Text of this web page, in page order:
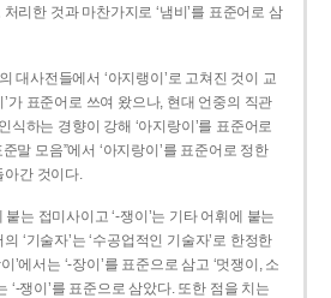
처리한 것과 마찬가지로 ‘냄비’를 표준어로 삼
대사전들에서 ‘아지랭이’로 고쳐진 것이 교
가 표준어로 쓰여 왔으나, 현대 언중의 직관
식하는 경향이 강해 ‘아지랑이’를 표준어로
말 모음”에서 ‘아지랑이’를 표준어로 정한
아간 것이다.
붙는 접미사이고 ‘-쟁이’는 기타 어휘에 붙는
‘기술자’는 ‘수공업적인 기술자’로 한정한
’에서는 ‘-장이’를 표준으로 삼고 ‘멋쟁이, 소
‘-쟁이’를 표준으로 삼았다. 또한 점을 치는